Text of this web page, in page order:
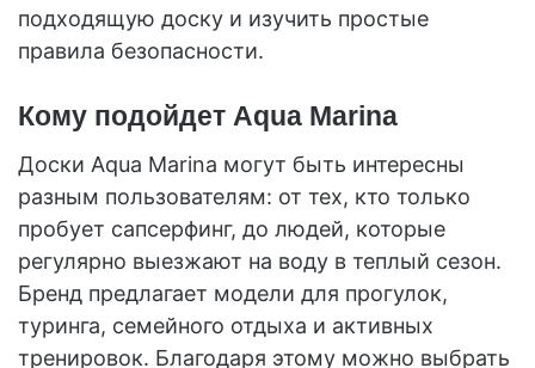
подходящую доску и изучить простые
правила безопасности.
Кому подойдет Aqua Marina
Доски Aqua Marina могут быть интересны
разным пользователям: от тех, кто только
пробует сапсерфинг, до людей, которые
регулярно выезжают на воду в теплый сезон.
Бренд предлагает модели для прогулок,
туринга, семейного отдыха и активных
тренировок. Благодаря этому можно выбрать